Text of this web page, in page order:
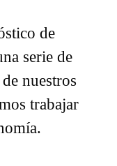
de
serie de
nuestros
trabajar